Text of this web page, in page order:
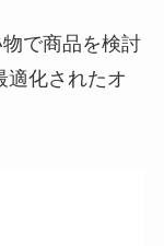
で商品を検討
適化されたオ